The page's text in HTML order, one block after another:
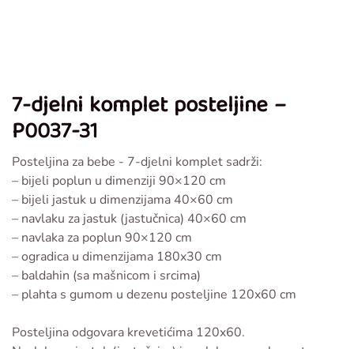
7-djelni komplet posteljine –
P0037-31
Posteljina za bebe - 7-djelni komplet sadrži:
– bijeli poplun u dimenziji 90×120 cm
– bijeli jastuk u dimenzijama 40×60 cm
– navlaku za jastuk (jastučnica) 40×60 cm
– navlaka za poplun 90×120 cm
– ogradica u dimenzijama 180x30 cm
– baldahin (sa mašnicom i srcima)
– plahta s gumom u dezenu posteljine 120x60 cm
Posteljina odgovara krevetićima 120x60.